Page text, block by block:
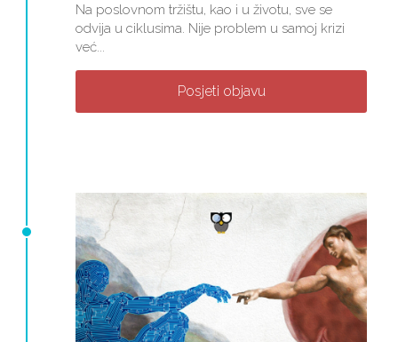
Na poslovnom tržištu, kao i u životu, sve se
odvija u ciklusima. Nije problem u samoj krizi
već...
Posjeti objavu